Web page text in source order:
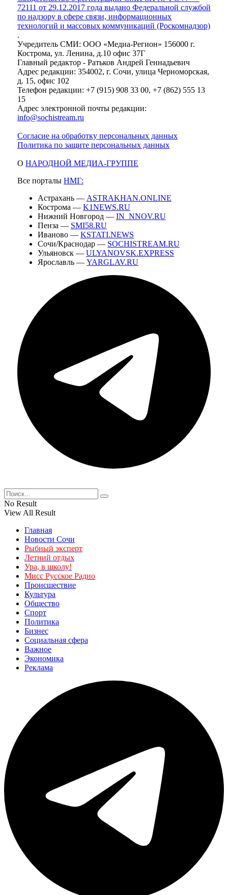
72111 от 29.12.2017 года выдано Федеральной службой
по надзору в сфере связи, информационных
технологий и массовых коммуникаций (Роскомнадзор)
.
Учредитель СМИ: ООО «Медиа-Регион» 156000 г.
Кострома, ул. Ленина, д.10 офис 37Г
Главный редактор - Ратьков Андрей Геннадьевич
Адрес редакции: 354002, г. Сочи, улица Черноморская,
д. 15, офис 102
Телефон редакции: +7 (915) 908 33 00, +7 (862) 555 13
15
Адрес электронной почты редакции:
info@sochistream.ru
Согласие на обработку персональных данных
Политика по защите персональных данных
О НАРОДНОЙ МЕДИА-ГРУППЕ
Все порталы НМГ:
Астрахань — ASTRAKHAN.ONLINE
Кострома — K1NEWS.RU
Нижний Новгород — IN_NNOV.RU
Пенза — SMI58.RU
Иваново — KSTATI.NEWS
Сочи/Краснодар — SOCHISTREAM.RU
Ульяновск — ULYANOVSK.EXPRESS
Ярославль — YARGLAV.RU
No Result
View All Result
Главная
Новости Сочи
Рыбный эксперт
Летний отдых
Ура, в школу!
Мисс Русское Радио
Происшествие
Культура
Общество
Спорт
Политика
Бизнес
Социальная сфера
Важное
Экономика
Реклама